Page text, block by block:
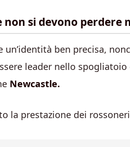
si devono perdere
un’identità ben precisa,
leader nello spogliatoio
Newcastle.
la prestazione dei